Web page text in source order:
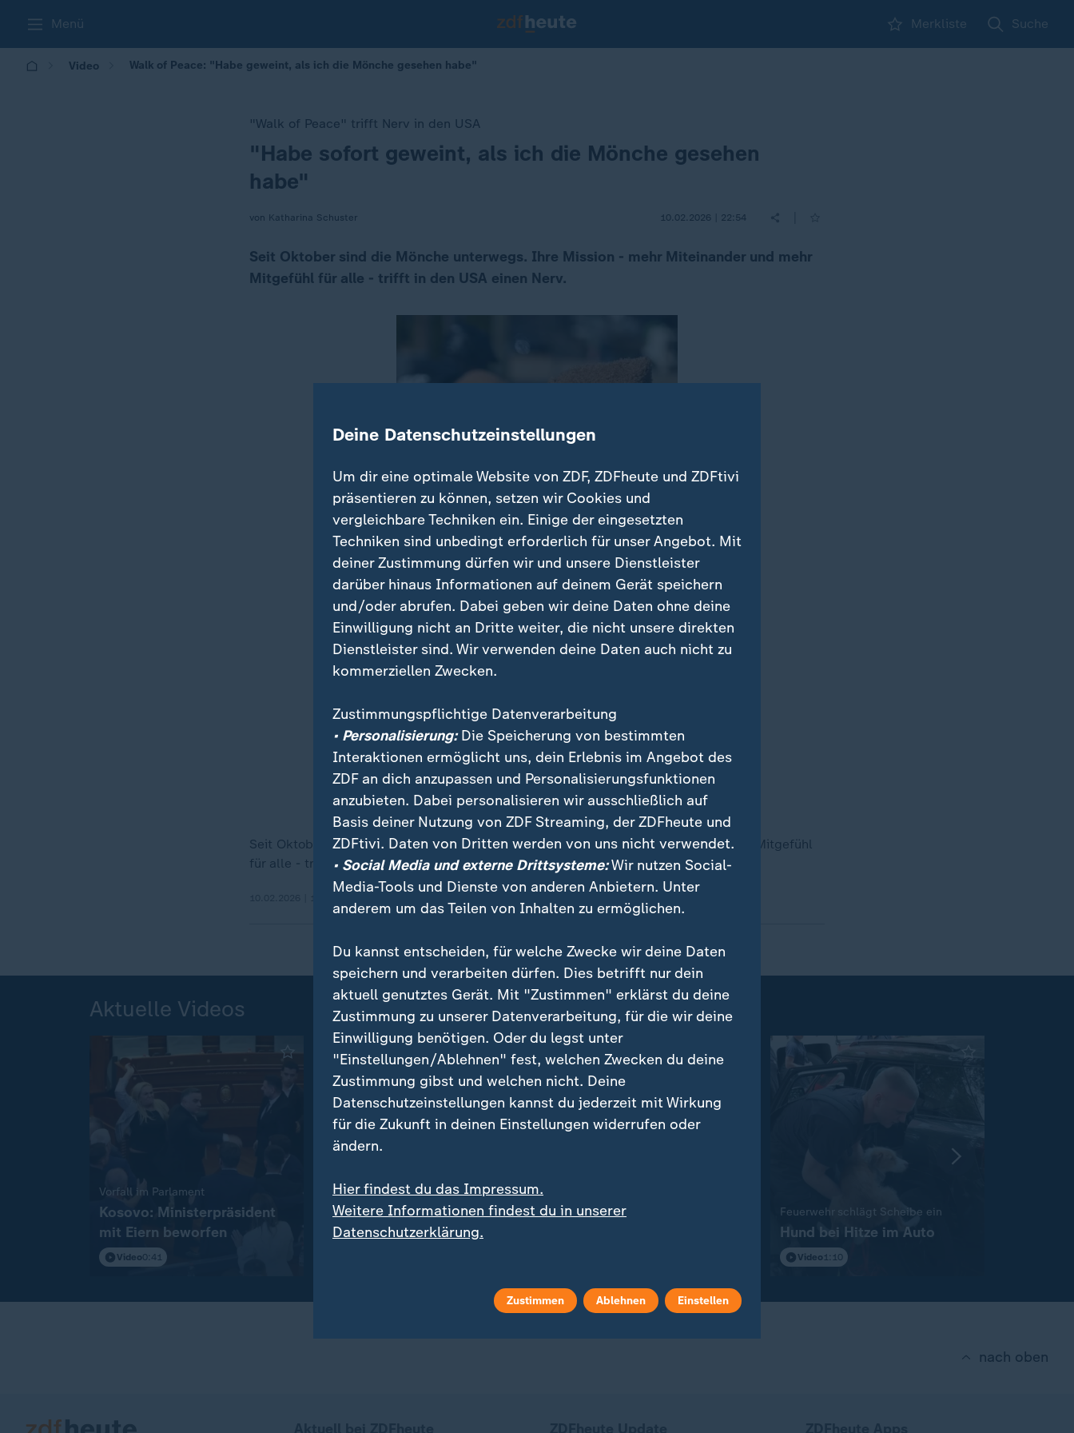
Menü Merkliste Suche
Video Walk of Peace: "Habe geweint, als ich die Mönche gesehen habe"
"Walk of Peace" trifft Nerv in den USA
:"Habe sofort geweint, als ich die Mönche gesehen
habe"
von Katharina Schuster 10.02.2026 | 22:54
Seit Oktober sind die Mönche unterwegs. Ihre Mission - mehr Miteinander und mehr
Mitgefühl für alle - trifft in den USA einen Nerv.
Seit Oktober sind die Mönche unterwegs. Ihre Mission - mehr Miteinander und mehr Mitgefühl
für alle - trifft in den USA einen Nerv.
Aktuelle Videos
Vorfall im Parlament
Kosovo: Ministerpräsident
mit Eiern beworfen
Video0:41
Mit 94 Jahren noch im Tonstudio:
Deutschlands älteste
Synchronsprecherin
Anwohner und Touristen
Feuerwehr schlägt Scheibe ein
Hund bei Hitze im Auto
Video 1:10
nach oben
Deine Datenschutzeinstellungen
Um dir eine optimale Website von ZDF, ZDFheute und ZDFtivi
präsentieren zu können, setzen wir Cookies und
vergleichbare Techniken ein. Einige der eingesetzten
Techniken sind unbedingt erforderlich für unser Angebot. Mit
deiner Zustimmung dürfen wir und unsere Dienstleister
darüber hinaus Informationen auf deinem Gerät speichern
und/oder abrufen. Dabei geben wir deine Daten ohne deine
Einwilligung nicht an Dritte weiter, die nicht unsere direkten
Dienstleister sind. Wir verwenden deine Daten auch nicht zu
kommerziellen Zwecken.
Zustimmungspflichtige Datenverarbeitung
• Personalisierung:Die Speicherung von bestimmten
Interaktionen ermöglicht uns, dein Erlebnis im Angebot des
ZDF an dich anzupassen und Personalisierungsfunktionen
anzubieten. Dabei personalisieren wir ausschließlich auf
Basis deiner Nutzung von ZDF Streaming, der ZDFheute und
ZDFtivi. Daten von Dritten werden von uns nicht verwendet.
• Social Media und externe Drittsysteme:Wir nutzen Social-
Media-Tools und Dienste von anderen Anbietern. Unter
anderem um das Teilen von Inhalten zu ermöglichen.
Du kannst entscheiden, für welche Zwecke wir deine Daten
speichern und verarbeiten dürfen. Dies betrifft nur dein
aktuell genutztes Gerät. Mit "Zustimmen" erklärst du deine
Zustimmung zu unserer Datenverarbeitung, für die wir deine
Einwilligung benötigen. Oder du legst unter
"Einstellungen/Ablehnen" fest, welchen Zwecken du deine
Zustimmung gibst und welchen nicht. Deine
Datenschutzeinstellungen kannst du jederzeit mit Wirkung
für die Zukunft in deinen Einstellungen widerrufen oder
ändern.
Hier findest du das Impressum.
Weitere Informationen findest du in unserer
Datenschutzerklärung.
Zustimmen Ablehnen Einstellen